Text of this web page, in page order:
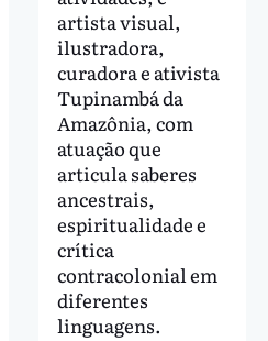
artista visual,
ilustradora,
curadora e ativista
Tupinambá da
Amazônia, com
atuação que
articula saberes
ancestrais,
espiritualidade e
crítica
contracolonial em
diferentes
linguagens.